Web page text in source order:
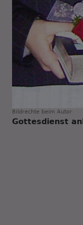
Bildrechte beim Autor
Gottesdienst